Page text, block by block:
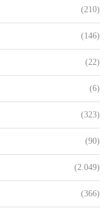
(210)
(146)
(22)
(6)
(323)
(90)
(2.049)
(366)